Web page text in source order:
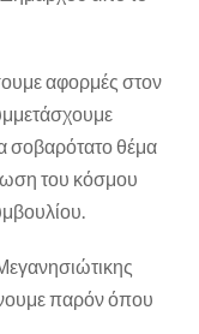
αφορμές στον
σοβαρότατο θέμα
του κόσμου
παρόν όπου